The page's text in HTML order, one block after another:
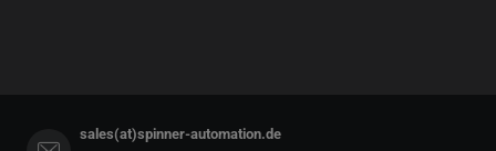
sales(at)spinner-automation.de